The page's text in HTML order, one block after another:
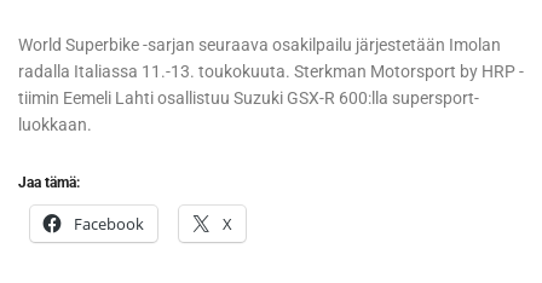
World Superbike -sarjan seuraava osakilpailu järjestetään Imolan
radalla Italiassa 11.-13. toukokuuta. Sterkman Motorsport by HRP -
tiimin Eemeli Lahti osallistuu Suzuki GSX-R 600:lla supersport-
luokkaan.
Jaa tämä:
Facebook X